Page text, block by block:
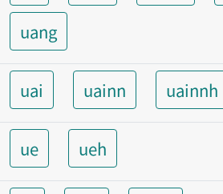
uang
uai uainn uainnh
ue ueh